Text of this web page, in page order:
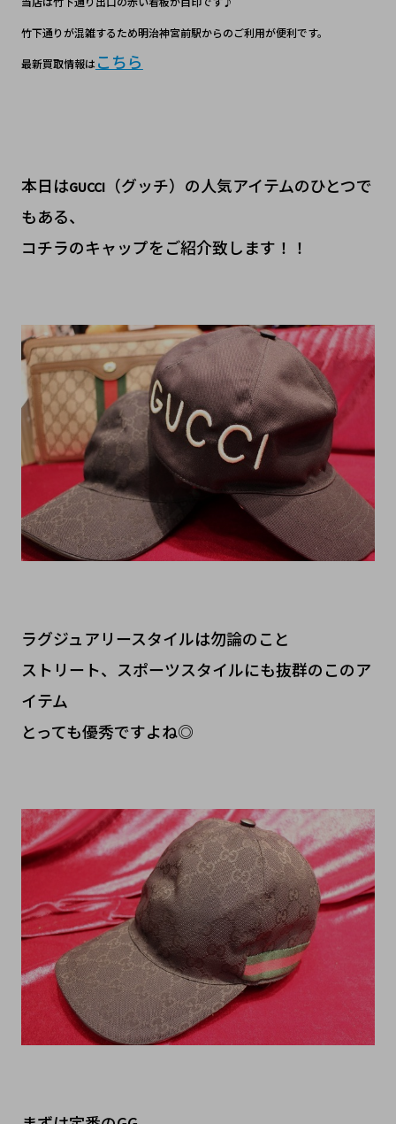
竹下通りが混雑するため明治神宮前駅からのご利用が便利です。
最新買取情報はこちら
本日はGUCCI（グッチ）の人気アイテムのひとつで
もある、
コチラのキャップをご紹介致します！！
ラグジュアリースタイルは勿論のこと
ストリート、スポーツスタイルにも抜群のこのア
イテム
とっても優秀ですよね◎